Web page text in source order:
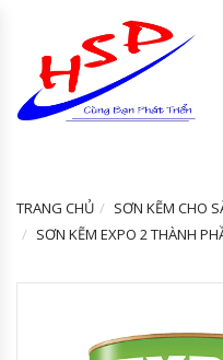
TRANG CHỦ
SƠN KẼM CHO
SƠN KẼM EXPO 2 THÀNH